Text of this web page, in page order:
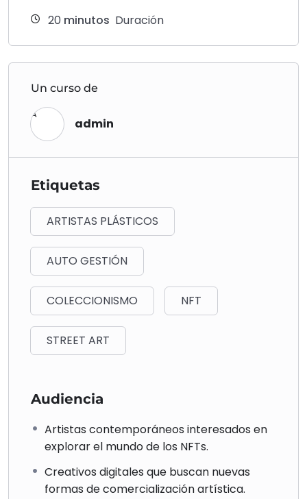
20 minutos Duración
Un curso de
A
admin
Etiquetas
ARTISTAS PLÁSTICOS
AUTO GESTIÓN
COLECCIONISMO NFT
STREET ART
Audiencia
Artistas contemporáneos interesados en
explorar el mundo de los NFTs.
Creativos digitales que buscan nuevas
formas de comercialización artística.